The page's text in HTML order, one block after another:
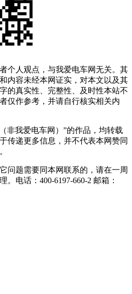
个人观点，与我爱电车网无关。其
内容未经本网证实，对本文以及其
的真实性、完整性、及时性本站不
仅作参考，并请自行核实相关内
非我爱电车网）”的作品，均转载
传递更多信息，并不代表本网赞同
问题需要同本网联系的，请在一周
。电话：400-6197-660-2 邮箱：